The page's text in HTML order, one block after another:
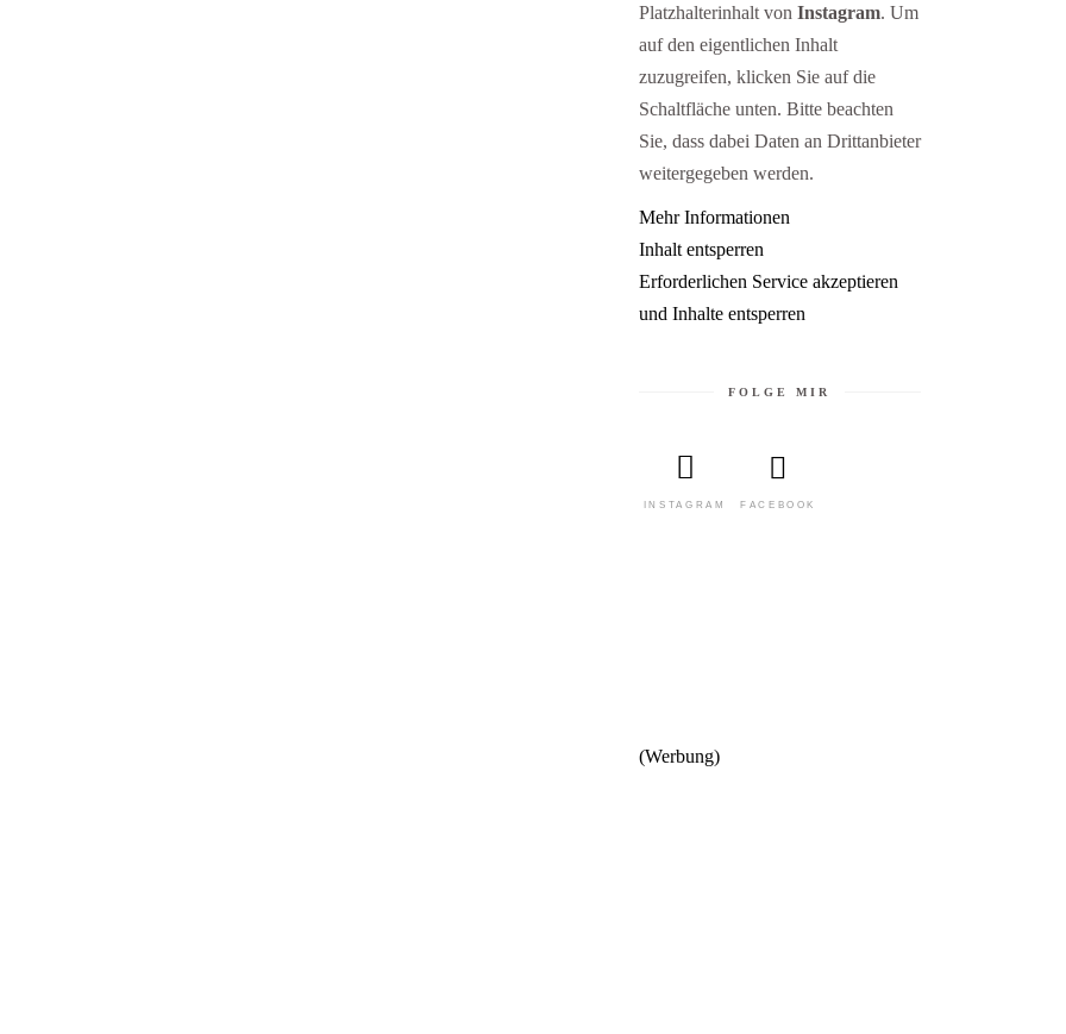
Platzhalterinhalt von Instagram. Um
auf den eigentlichen Inhalt
zuzugreifen, klicken Sie auf die
Schaltfläche unten. Bitte beachten
Sie, dass dabei Daten an Drittanbieter
weitergegeben werden.
Mehr Informationen
Inhalt entsperren
Erforderlichen Service akzeptieren
und Inhalte entsperren
FOLGE MIR
INSTAGRAM FACEBOOK